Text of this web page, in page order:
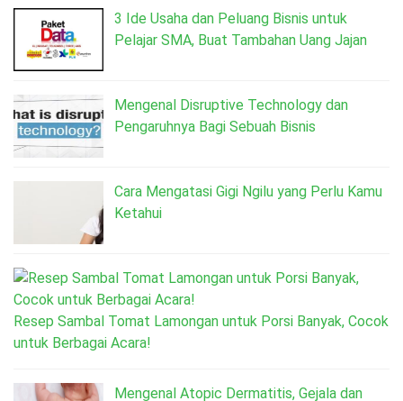
3 Ide Usaha dan Peluang Bisnis untuk
Pelajar SMA, Buat Tambahan Uang Jajan
Mengenal Disruptive Technology dan
Pengaruhnya Bagi Sebuah Bisnis
Cara Mengatasi Gigi Ngilu yang Perlu Kamu
Ketahui
Resep Sambal Tomat Lamongan untuk Porsi Banyak, Cocok
untuk Berbagai Acara!
Mengenal Atopic Dermatitis, Gejala dan